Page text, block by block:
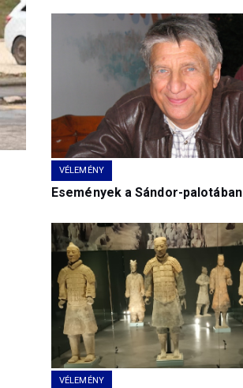
VÉLEMÉNY
Események a Sándor-palotában
VÉLEMÉNY